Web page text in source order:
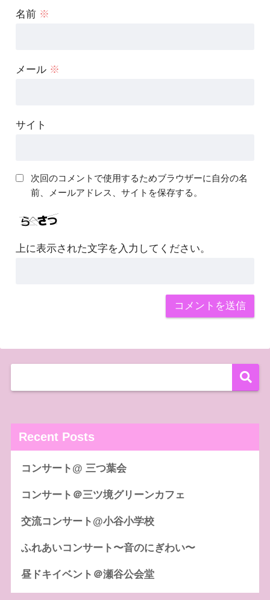
名前 ※
メール ※
サイト
次回のコメントで使用するためブラウザーに自分の名
前、メールアドレス、サイトを保存する。
上に表示された文字を入力してください。
Recent Posts
コンサート@ 三つ葉会
コンサート＠三ツ境グリーンカフェ
交流コンサート@小谷小学校
ふれあいコンサート〜音のにぎわい〜
昼ドキイベント＠瀬谷公会堂